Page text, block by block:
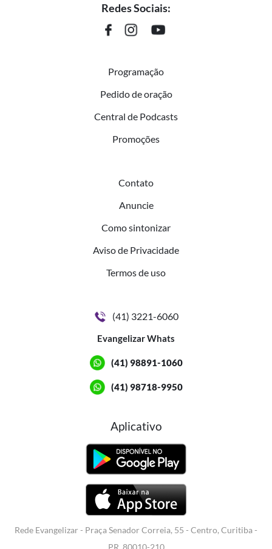
Redes Sociais:
Programação
Pedido de oração
Central de Podcasts
Promoções
Contato
Anuncie
Como sintonizar
Aviso de Privacidade
Termos de uso
(41) 3221-6060
Evangelizar Whats
(41) 98891-1060
(41) 98718-9950
Aplicativo
Rede Evangelizar - Praça Senador Correia, 55 - Centro, Curitiba -
PR, 80010-210